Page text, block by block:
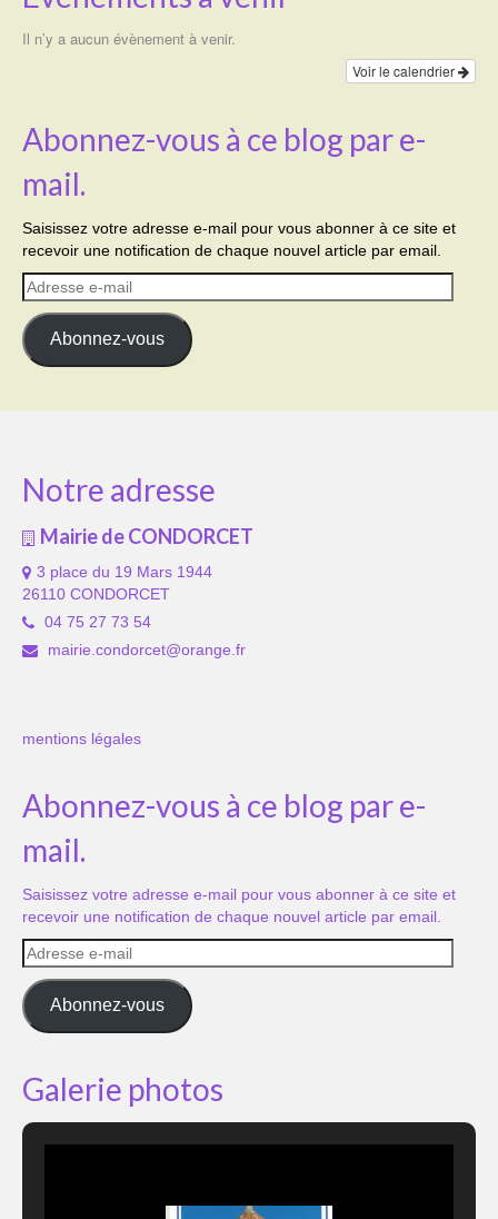
Il n’y a aucun évènement à venir.
Voir le calendrier
Abonnez-vous à ce blog par e-
mail.
Saisissez votre adresse e-mail pour vous abonner à ce site et
recevoir une notification de chaque nouvel article par email.
Adresse
e-
mail
Abonnez-vous
Notre adresse
Mairie de CONDORCET
3 place du 19 Mars 1944
26110 CONDORCET
04 75 27 73 54
mairie.condorcet@orange.fr
mentions légales
Abonnez-vous à ce blog par e-
mail.
Saisissez votre adresse e-mail pour vous abonner à ce site et
recevoir une notification de chaque nouvel article par email.
Adresse
e-
mail
Abonnez-vous
Galerie photos